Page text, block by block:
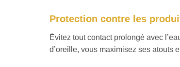
Protection contre les
Évitez tout contact prolongé avec
d’oreille, vous maximisez ses atouts